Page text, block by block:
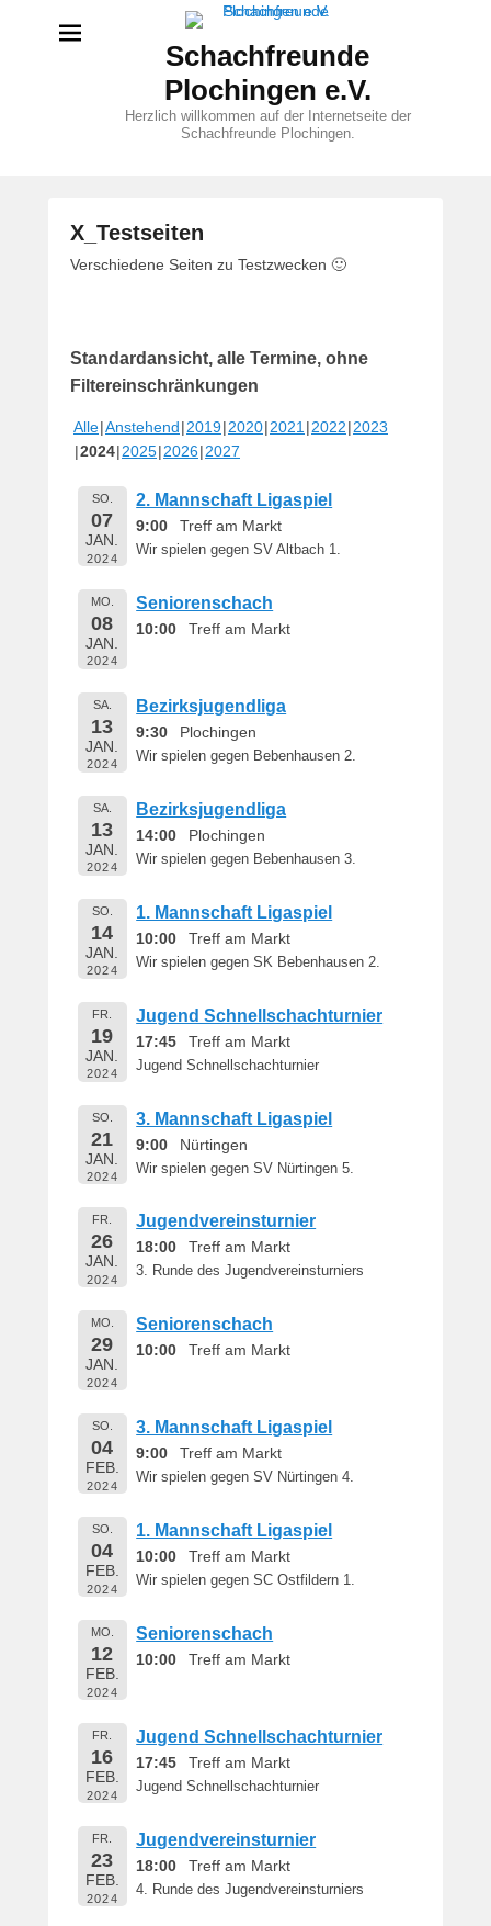
Schachfreunde
Plochingen e.V.
Herzlich willkommen auf der Internetseite der
Schachfreunde Plochingen.
X_Testseiten
V
f
f
n
a
Verschiedene Seiten zu Testzwecken 🙂
Standardansicht, alle Termine, ohne
Filtereinschränkungen
Alle Anstehend 2019 2020 2021 2022 2023
2024 2025 2026 2027
SO.
07
JAN.
2024
2. Mannschaft Ligaspiel
9:00 Treff am Markt
Wir spielen gegen SV Altbach 1.
MO.
08
JAN.
2024
Seniorenschach
10:00 Treff am Markt
SA.
13
JAN.
2024
Bezirksjugendliga
9:30 Plochingen
Wir spielen gegen Bebenhausen 2.
SA.
13
JAN.
2024
Bezirksjugendliga
14:00 Plochingen
Wir spielen gegen Bebenhausen 3.
SO.
14
JAN.
2024
1. Mannschaft Ligaspiel
10:00 Treff am Markt
Wir spielen gegen SK Bebenhausen 2.
FR.
19
JAN.
2024
Jugend Schnellschachturnier
17:45 Treff am Markt
Jugend Schnellschachturnier
SO.
21
JAN.
2024
3. Mannschaft Ligaspiel
9:00 Nürtingen
Wir spielen gegen SV Nürtingen 5.
FR.
26
JAN.
2024
Jugendvereinsturnier
18:00 Treff am Markt
3. Runde des Jugendvereinsturniers
MO.
29
JAN.
2024
Seniorenschach
10:00 Treff am Markt
SO.
04
FEB.
2024
3. Mannschaft Ligaspiel
9:00 Treff am Markt
Wir spielen gegen SV Nürtingen 4.
SO.
04
FEB.
2024
1. Mannschaft Ligaspiel
10:00 Treff am Markt
Wir spielen gegen SC Ostfildern 1.
MO.
12
FEB.
2024
Seniorenschach
10:00 Treff am Markt
FR.
16
FEB.
2024
Jugend Schnellschachturnier
17:45 Treff am Markt
Jugend Schnellschachturnier
FR.
23
FEB.
2024
Jugendvereinsturnier
18:00 Treff am Markt
4. Runde des Jugendvereinsturniers